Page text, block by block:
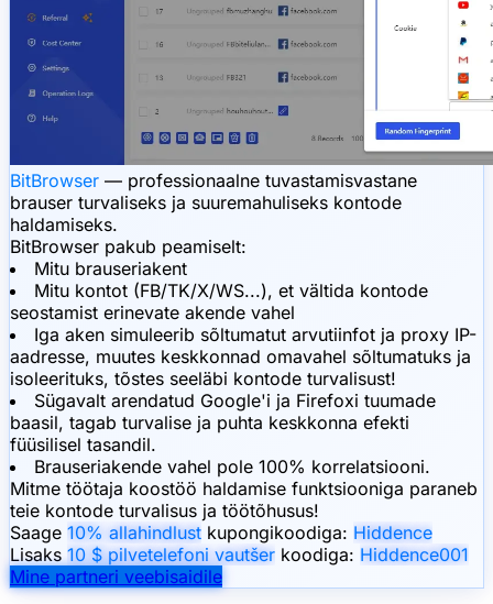
BitBrowser — professionaalne tuvastamisvastane
brauser turvaliseks ja suuremahuliseks kontode
haldamiseks.
BitBrowser pakub peamiselt:
Mitu brauseriakent
Mitu kontot (FB/TK/X/WS...), et vältida kontode
seostamist erinevate akende vahel
Iga aken simuleerib sõltumatut arvutiinfot ja proxy IP-
aadresse, muutes keskkonnad omavahel sõltumatuks ja
isoleerituks, tõstes seeläbi kontode turvalisust!
Sügavalt arendatud Google'i ja Firefoxi tuumade
baasil, tagab turvalise ja puhta keskkonna efekti
füüsilisel tasandil.
Brauseriakende vahel pole 100% korrelatsiooni.
Mitme töötaja koostöö haldamise funktsiooniga paraneb
teie kontode turvalisus ja töötõhusus!
Saage 10% allahindlust kupongikoodiga: Hiddence
Lisaks 10 $ pilvetelefoni vautšer koodiga: Hiddence001
Mine partneri veebisaidile